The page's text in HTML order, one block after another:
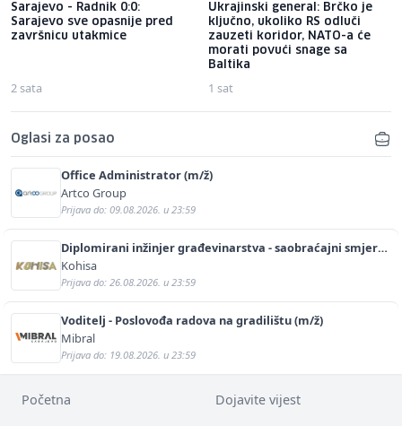
Sarajevo - Radnik 0:0:
Sarajevo sve opasnije pred
završnicu utakmice
2 sata
Ukrajinski general: Brčko je
ključno, ukoliko RS odluči
zauzeti koridor, NATO-a će
morati povući snage sa
Baltika
1 sat
Oglasi za posao
Office Administrator (m/ž)
Artco Group
Prijava do: 09.08.2026. u 23:59
Diplomirani inžinjer građevinarstva - saobraćajni smjer
(m/ž)
Kohisa
Prijava do: 26.08.2026. u 23:59
Voditelj - Poslovođa radova na gradilištu (m/ž)
Mibral
Prijava do: 19.08.2026. u 23:59
Početna Dojavite vijest